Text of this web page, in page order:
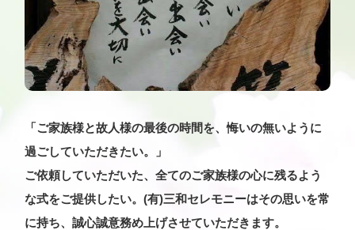
「ご家族様と故人様の最後の時間を、悔いの無いように
過ごしていただきたい。」
ご依頼していただいた、全てのご家族様の心に残るよう
な式をご提供したい。(有)三和セレモニーはその思いを常
に持ち、誠心誠意務め上げさせていただきます。